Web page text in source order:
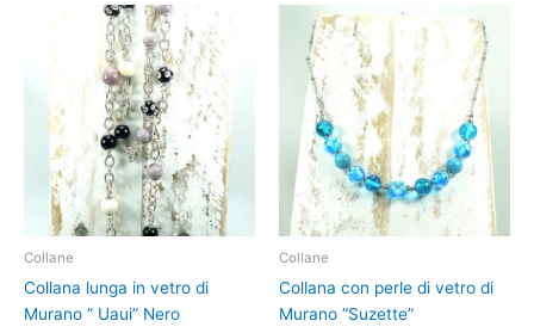
Collane
Collana lunga in vetro di
Murano ” Uaui” Nero
Collane
Collana con perle di vetro di
Murano “Suzette”